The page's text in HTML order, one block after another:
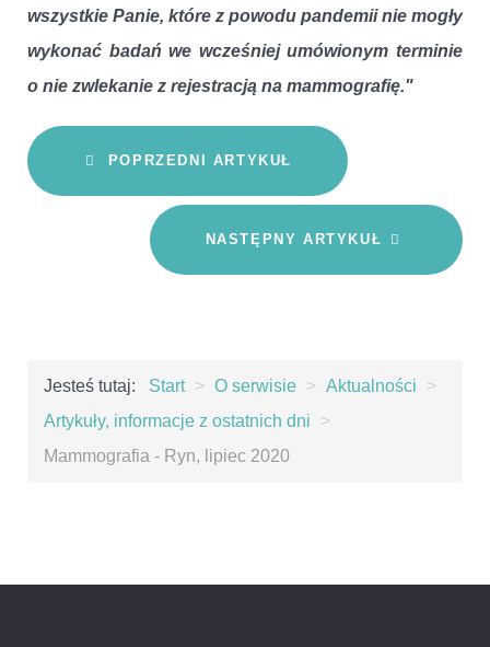
wszystkie Panie, które z powodu pandemii nie mogły
wykonać badań we wcześniej umówionym terminie
o nie zwlekanie z rejestracją na mammografię."
POPRZEDNI ARTYKUŁ
NASTĘPNY ARTYKUŁ
Jesteś tutaj: Start > O serwisie > Aktualności
>
Artykuły, informacje z ostatnich dni
>
Mammografia - Ryn, lipiec 2020